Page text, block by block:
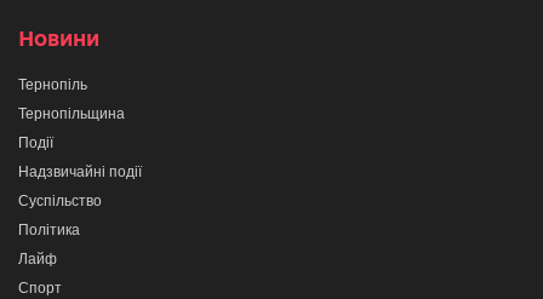
Новини
Тернопіль
Тернопільщина
Події
Надзвичайні події
Суспільство
Політика
Лайф
Спорт